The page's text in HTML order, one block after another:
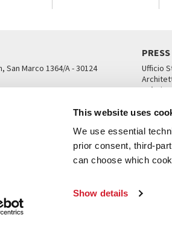
This website uses
We use essential
prior consent, third-
can choose which
Show details
San Marco 1364/A - 30124
PRESS
Ufficio
Ca’
UFFICI